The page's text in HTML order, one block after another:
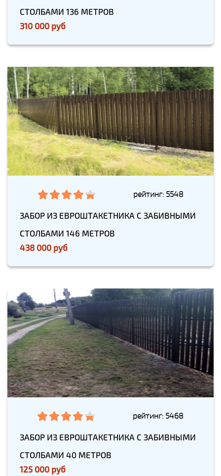
СТОЛБАМИ 136 МЕТРОВ
310 000 руб
рейтинг: 5548
ЗАБОР ИЗ ЕВРОШТАКЕТНИКА С ЗАБИВНЫМИ
СТОЛБАМИ 146 МЕТРОВ
438 000 руб
рейтинг: 5468
ЗАБОР ИЗ ЕВРОШТАКЕТНИКА С ЗАБИВНЫМИ
СТОЛБАМИ 40 МЕТРОВ
125 000 руб